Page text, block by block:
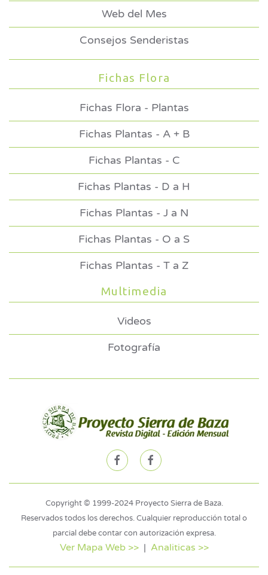
Web del Mes
Consejos Senderistas
Fichas Flora
Fichas Flora - Plantas
Fichas Plantas - A + B
Fichas Plantas - C
Fichas Plantas - D a H
Fichas Plantas - J a N
Fichas Plantas - O a S
Fichas Plantas - T a Z
Multimedia
Videos
Fotografía
Copyright © 1999-2024 Proyecto Sierra de Baza.
Reservados todos los derechos. Cualquier reproducción total o
parcial debe contar con autorización expresa.
Ver Mapa Web >>| Analiticas >>